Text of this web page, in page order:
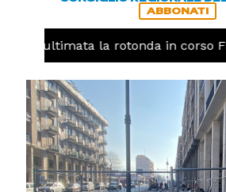
ABBONATI
ultimata la rotonda in corso